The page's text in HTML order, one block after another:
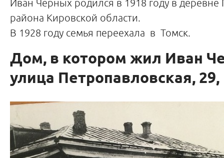
Иван Черных родился в 1918 году в деревне
района Кировской области.
В 1928 году семья переехала в Томск.
Дом, в котором жил Иван
улица Петропавловская, 29,